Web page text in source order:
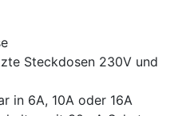
Steckdosen 230V und
in 6A, 10A oder 16A